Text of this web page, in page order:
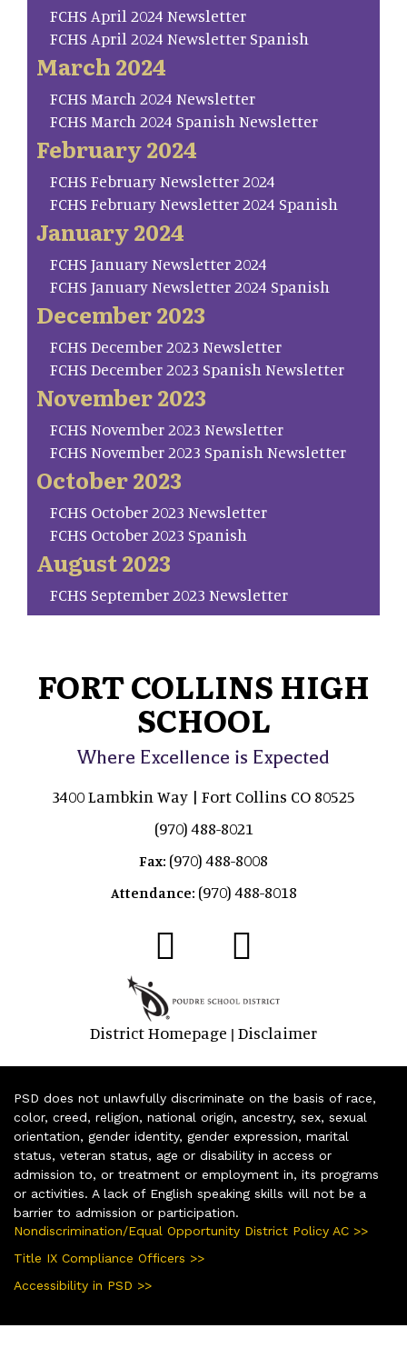
FCHS April 2024 Newsletter
FCHS April 2024 Newsletter Spanish
March 2024
FCHS March 2024 Newsletter
FCHS March 2024 Spanish Newsletter
February 2024
FCHS February Newsletter 2024
FCHS February Newsletter 2024 Spanish
January 2024
FCHS January Newsletter 2024
FCHS January Newsletter 2024 Spanish
December 2023
FCHS December 2023 Newsletter
FCHS December 2023 Spanish Newsletter
November 2023
FCHS November 2023 Newsletter
FCHS November 2023 Spanish Newsletter
October 2023
FCHS October 2023 Newsletter
FCHS October 2023 Spanish
August 2023
FCHS September 2023 Newsletter
FORT COLLINS HIGH
SCHOOL
Where Excellence is Expected
3400 Lambkin Way | Fort Collins CO 80525
(970) 488-8021
Fax: (970) 488-8008
Attendance: (970) 488-8018
District Homepage | Disclaimer
PSD does not unlawfully discriminate on the basis of race,
color, creed, religion, national origin, ancestry, sex, sexual
orientation, gender identity, gender expression, marital
status, veteran status, age or disability in access or
admission to, or treatment or employment in, its programs
or activities. A lack of English speaking skills will not be a
barrier to admission or participation.
Nondiscrimination/Equal Opportunity District Policy AC >>
Title IX Compliance Officers >>
Accessibility in PSD >>